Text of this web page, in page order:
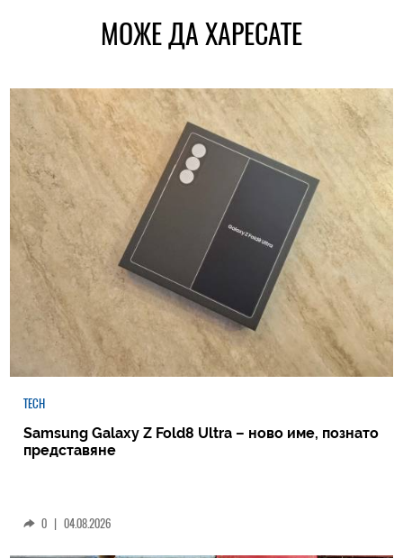
МОЖЕ ДА ХАРЕСАТЕ
TECH
Samsung Galaxy Z Fold8 Ultra – ново име, познато
представяне
0 | 04.08.2026